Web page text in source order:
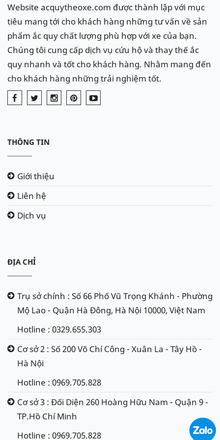
Xe Honda Fit sử dụng ắc quy 40Ah
(L), cọc bình (cọc nhỏ), thường là các
mã 44B19L, 42B20L, 54087, DF40AL,...
có kích thước 193 x 137 x 225mm.
Như các mã bình dưới đây:
Website acquytheoxe.com được thành lập với mục
tiêu mang tới cho khách hàng những tư vấn về sản
phẩm ắc quy chất lượng phù hợp với xe của bạn.
Chúng tôi cung cấp dịch vụ cứu hộ và thay thế ắc
quy nhanh và tốt cho khách hàng. Nhằm mang đến
cho khách hàng những trải nghiệm tốt.
THÔNG TIN
Giới thiệu
Liên hệ
Dịch vụ
ĐỊA CHỈ
Trụ sở chính : Số 66 Phố Vũ Trọng Khánh - Phường
Mộ Lao - Quận Hà Đông, Hà Nội 10000, Việt Nam
Hotline : 0329.655.303
Cơ sở 2 : Số 200 Võ Chí Công - Xuân La - Tây Hồ -
Hà Nội
Hotline : 0969.705.828
Cơ sở 3 : Đối Diện 260 Hoàng Hữu Nam - Quận 9 -
TP.Hồ Chí Minh
Hotline : 0969.705.828